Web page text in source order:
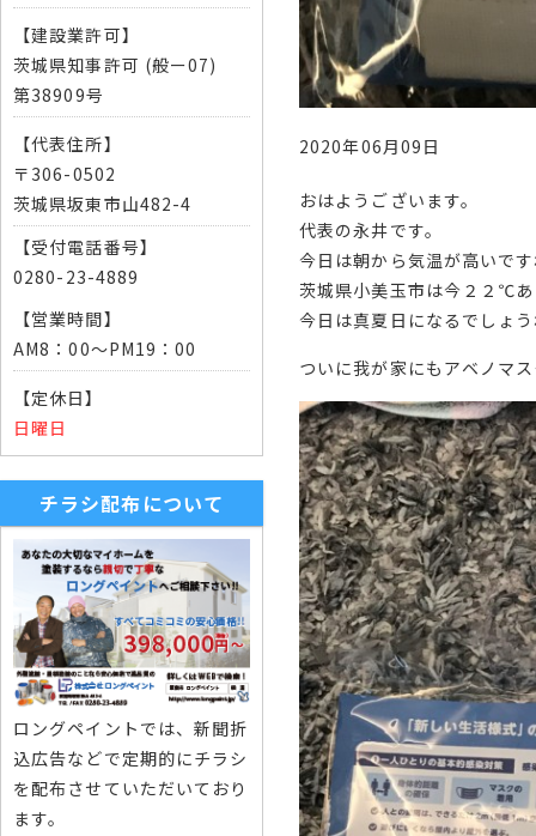
2020年06月09日
おはようございます。
代表の永井です。
今日は朝から気温が高いで
茨城県小美玉市は今２２℃
今日は真夏日になるでしょ
ついに我が家にもアベノマ
【建設業許可】
茨城県知事許可 (般ー07)
第38909号
【代表住所】
〒306-0502
茨城県坂東市山482-4
【受付電話番号】
0280-23-4889
【営業時間】
AM8：00～PM19：00
【定休日】
日曜日
チラシ配布について
ロングペイントでは、新聞折
込広告などで定期的にチラシ
を配布させていただいており
ます。